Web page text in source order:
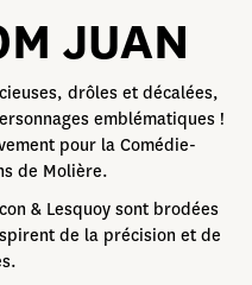
JUAN
drôles et décalées,
emblématiques !
pour la Comédie-
de Molière.
& Lesquoy sont brodées
de la précision et de